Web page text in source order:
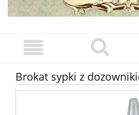
Brokat sypki z